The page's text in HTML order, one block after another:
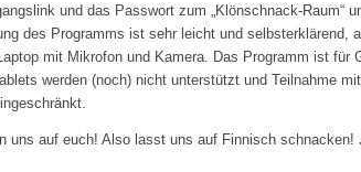
und das Passwort zum „Klönschnack-Raum“
des Programms ist sehr leicht und selbsterklärend,
mit Mikrofon und Kamera. Das Programm ist für
werden (noch) nicht unterstützt und Teilnahme mit
uns auf euch! Also lasst uns auf Finnisch schnacken!